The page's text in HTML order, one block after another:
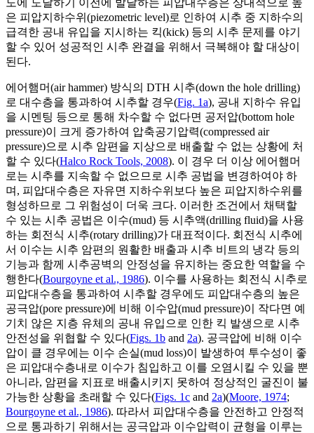
은 피압지하수위(piezometric level)로 인하여 시추 중 지하수의
급격한 공내 유입을 지시하는 킥(kick) 등의 시추 문제를 야기
할 수 있어 성공적인 시추 완결을 위해서 극복해야 할 대상이
된다.
에어햄머(air hammer) 방식의 DTH 시추(down the hole drilling)
로 대수층을 통과하여 시추할 경우(Fig. 1a), 공내 지하수 유입
을 시멘팅 등으로 통해 차수할 수 없다면 공저압(bottom hole
pressure)이 크게 증가하여 압축공기압력(compressed air
pressure)으로 시추 암편을 지상으로 배출할 수 없는 상황에 처
할 수 있다(Halco Rock Tools, 2008). 이 경우 더 이상 에어햄머
로는 시추를 지속할 수 없으므로 시추 공법을 변경하여야 하
며, 피압대수층은 자유면 지하수위보다 높은 피압지하수위를
형성하므로 그 위험성이 더욱 크다. 이러한 조건에서 채택할
수 있는 시추 공법은 이수(mud) 등 시추액(drilling fluid)을 사용
하는 회전식 시추(rotary drilling)가 대표적이다. 회전식 시추에
서 이수는 시추 암편의 원활한 배출과 시추 비트의 냉각 등의
기능과 함께 시추공벽의 안정성을 유지하는 중요한 역할을 수
행한다(Bourgoyne et al., 1986). 이수를 사용하는 회전식 시추로
피압대수층을 통과하여 시추할 경우에도 피압대수층의 높은
공극압(pore pressure)에 비해 이수압(mud pressure)이 작다면 예
기치 않은 지층 유체의 공내 유입으로 인한 킥 발생으로 시추
안전성을 위협할 수 있다(Figs. 1b and 2a). 공극압에 비해 이수
압이 클 경우에는 이수 손실(mud loss)이 발생하여 투수성이 좋
은 피압대수층내로 이수가 침입하고 이를 오염시킬 수 있을 뿐
아니라, 암편을 지표로 배출시키지 못하여 정상적인 굴진이 불
가능한 상황을 초래할 수 있다(Figs. 1c and 2a)(Moore, 1974;
Bourgoyne et al., 1986). 따라서 피압대수층을 안전하고 안정적
으로 통과하기 위해서는 공극압과 이수압력이 균형을 이루는